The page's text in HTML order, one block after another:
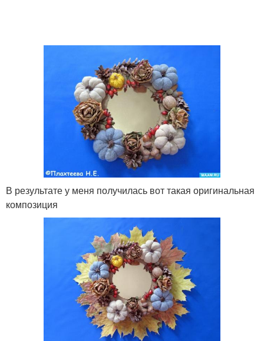
В результате у меня получилась вот такая оригинальная
композиция